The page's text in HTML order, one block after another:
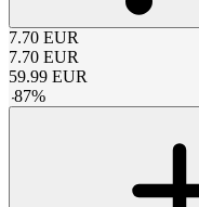
7.70 EUR
7.70 EUR
59.99 EUR
-87%